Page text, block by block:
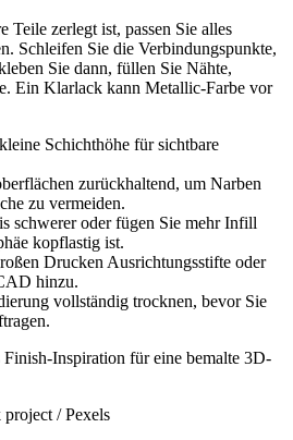
Teile zerlegt ist, passen Sie alles
Schleifen Sie die Verbindungspunkte,
Sie dann, füllen Sie Nähte,
Ein Klarlack kann Metallic-Farbe vor
Schichthöhe für sichtbare
zurückhaltend, um Narben
zu vermeiden.
schwerer oder fügen Sie mehr Infill
kopflastig ist.
Drucken Ausrichtungsstifte oder
hinzu.
vollständig trocknen, bevor Sie
/ Pexels